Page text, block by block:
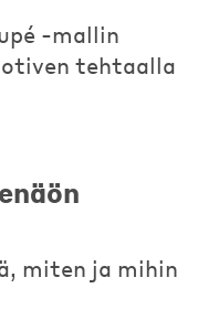
-mallin
tehtaalla
miten ja mihin